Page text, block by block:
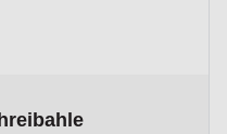
chosen on the product page